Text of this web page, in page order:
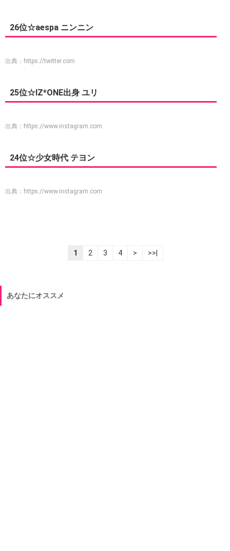
26位☆aespa ニンニン
出典： https://twitter.com
25位☆IZ*ONE出身 ユリ
出典： https://www.instagram.com
24位☆少女時代 テヨン
出典： https://www.instagram.com
1 2 3 4 > >>|
あなたにオススメ